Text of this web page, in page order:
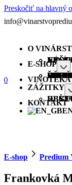
Preskočiť na hlavný
O
NÁŠ
NAŠE
E-SHOP
BIO
HIT
VINOTÉKA
ZÁŽITKY
KONTAKT
0
Frankovká
E-shop Predium